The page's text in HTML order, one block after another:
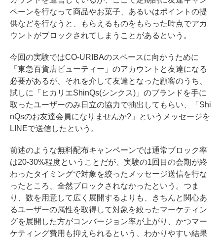
ペーンを行なって商品やお菓子、あるいはポイントの提
供などを行なうと、もらえるものをもらった時点でアカ
ウントがブロックされてしまうことがあるという。
今回の実験ではCO-URIBAのスペースに向かうために
「東急百貨店ビューティー」のアカウントと友達になる
必要があるが、それを介して友達となった顧客のうち、
試しに「ヒカリエShinQs(シンクス)」のブランドを手に
取ったユーザーのみ日立の協力で抽出してもらい、「Shi
nQsのお友達会員になりませんか?」というメッセージを
LINEで送信したという。
前述のような無料配布キャンペーンでは通常ブロック率
は20-30%程度ということだが、実験の1回目の会期が終
わったタイミングで対象を絞ったメッセージ送信を行な
ったところ、全然ブロックされなかったという。つま
り、数を用意して広く展開するよりも、きちんと関心あ
るユーザーの属性を取得して対象を絞ったマーケティン
グを展開した方がコンバージョン率が上がり、かつマー
ケティング費用も抑えられるという、わかりやすい結果